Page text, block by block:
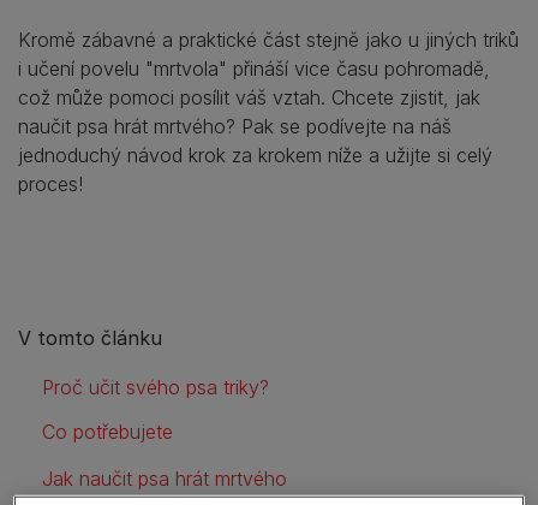
Kromě zábavné a praktické část stejně jako u jiných triků
i učení povelu "mrtvola" přináší vice času pohromadě,
což může pomoci posílit váš vztah. Chcete zjistit, jak
naučit psa hrát mrtvého? Pak se podívejte na náš
jednoduchý návod krok za krokem níže a užijte si celý
proces!
V tomto článku
Proč učit svého psa triky?
Co potřebujete
Jak naučit psa hrát mrtvého